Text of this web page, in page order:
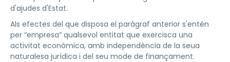
d'ajudes d'Estat.
Als efectes del que disposa el paràgraf anterior s'entén
per “empresa” qualsevol entitat que exercisca una
activitat econòmica, amb independència de la seua
naturalesa jurídica i del seu mode de finançament.